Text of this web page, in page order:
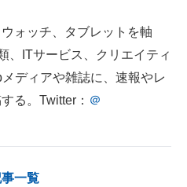
ォッチ、タブレットを軸
、ITサービス、クリエイティ
ディアや雑誌に、速報やレ
る。Twitter： ＠
一覧